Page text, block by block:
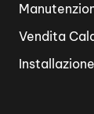
Vendita